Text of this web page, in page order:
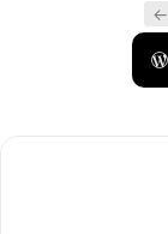
←